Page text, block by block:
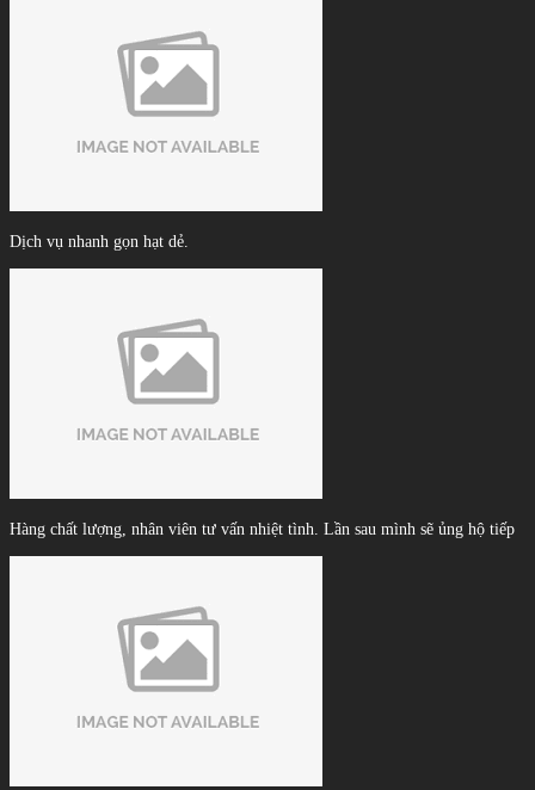
Dịch vụ nhanh gọn hạt dẻ.
Hàng chất lượng, nhân viên tư vấn nhiệt tình. Lần sau mình sẽ ủng hộ tiếp